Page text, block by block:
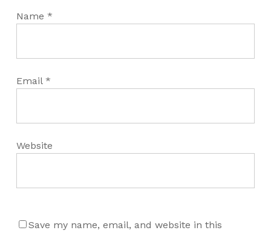
Name *
Email *
Website
Save my name, email, and website in this